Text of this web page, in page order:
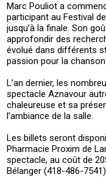
Marc Pouliot a
participant au Festival
jusqu’à la finale. Son
approfondir des
évolué dans différents
passion pour la
L’an dernier, les
spectacle Aznavour
chaleureuse et sa
l’ambiance de la salle.
Les billets seront
Pharmacie Proxim de
spectacle, au coût de
Bélanger (418-486-